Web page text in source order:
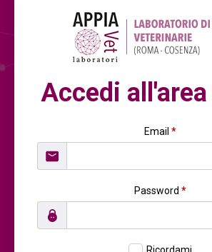
Accedi
Email *
Password *